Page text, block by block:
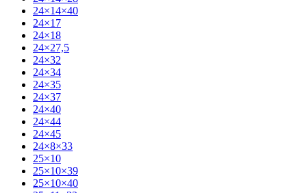
24×14×40
24×17
24×18
24×27,5
24×32
24×34
24×35
24×37
24×40
24×44
24×45
24×8×33
25×10
25×10×39
25×10×40